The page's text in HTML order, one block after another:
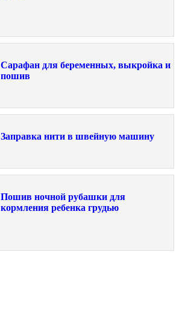
Сарафан для беременных, выкройка и
пошив
Заправка нити в швейную машину
Пошив ночной рубашки для
кормления ребенка грудью